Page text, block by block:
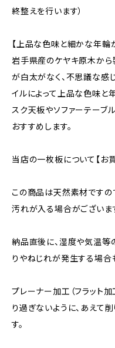
終整えを行います）
【上品な色味と細かな年輪
岩手県産のケヤキ原木から
が白太がなく、不思議な感
イルによって上品な色味と
スク天板やソファーテーブ
おすすめします。
当店の一枚板について【お
この商品は天然素材ですの
汚れが入る場合がございま
納品直後に、湿度や気温等
りやねじれが発生する場合
プレーナー加工（フラット
り過ぎないように、あえて
す。